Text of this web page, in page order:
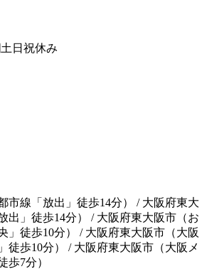
土日祝休み
市線「放出」徒歩14分） / 大阪府東大
出」徒歩14分） / 大阪府東大阪市 （お
」徒歩10分） / 大阪府東大阪市 （大阪
徒歩10分） / 大阪府東大阪市 （大阪メ
歩7分）